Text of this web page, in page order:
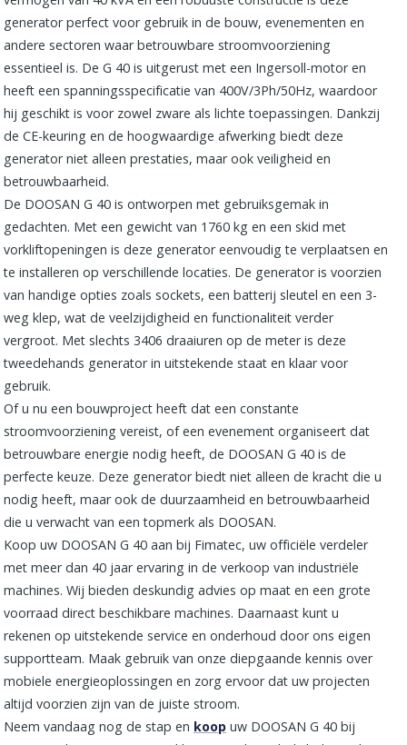
generator perfect voor gebruik in de bouw, evenementen en
andere sectoren waar betrouwbare stroomvoorziening
essentieel is. De G 40 is uitgerust met een Ingersoll-motor en
heeft een spanningsspecificatie van 400V/3Ph/50Hz, waardoor
hij geschikt is voor zowel zware als lichte toepassingen. Dankzij
de CE-keuring en de hoogwaardige afwerking biedt deze
generator niet alleen prestaties, maar ook veiligheid en
betrouwbaarheid.
De DOOSAN G 40 is ontworpen met gebruiksgemak in
gedachten. Met een gewicht van 1760 kg en een skid met
vorkliftopeningen is deze generator eenvoudig te verplaatsen en
te installeren op verschillende locaties. De generator is voorzien
van handige opties zoals sockets, een batterij sleutel en een 3-
weg klep, wat de veelzijdigheid en functionaliteit verder
vergroot. Met slechts 3406 draaiuren op de meter is deze
tweedehands generator in uitstekende staat en klaar voor
gebruik.
Of u nu een bouwproject heeft dat een constante
stroomvoorziening vereist, of een evenement organiseert dat
betrouwbare energie nodig heeft, de DOOSAN G 40 is de
perfecte keuze. Deze generator biedt niet alleen de kracht die u
nodig heeft, maar ook de duurzaamheid en betrouwbaarheid
die u verwacht van een topmerk als DOOSAN.
Koop uw DOOSAN G 40 aan bij Fimatec, uw officiële verdeler
met meer dan 40 jaar ervaring in de verkoop van industriële
machines. Wij bieden deskundig advies op maat en een grote
voorraad direct beschikbare machines. Daarnaast kunt u
rekenen op uitstekende service en onderhoud door ons eigen
supportteam. Maak gebruik van onze diepgaande kennis over
mobiele energieoplossingen en zorg ervoor dat uw projecten
altijd voorzien zijn van de juiste stroom.
Neem vandaag nog de stap en koop uw DOOSAN G 40 bij